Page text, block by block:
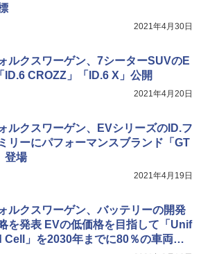
2021年4月30日
ルクスワーゲン、7シーターSUVのE
ID.6 CROZZ」「ID.6 X」公開
2021年4月20日
ルクスワーゲン、EVシリーズのID.フ
リーにパフォーマンスブランド「GT
登場
2021年4月19日
ルクスワーゲン、バッテリーの開発
を発表 EVの低価格を目指して「Unif
Cell」を2030年までに80％の車両で